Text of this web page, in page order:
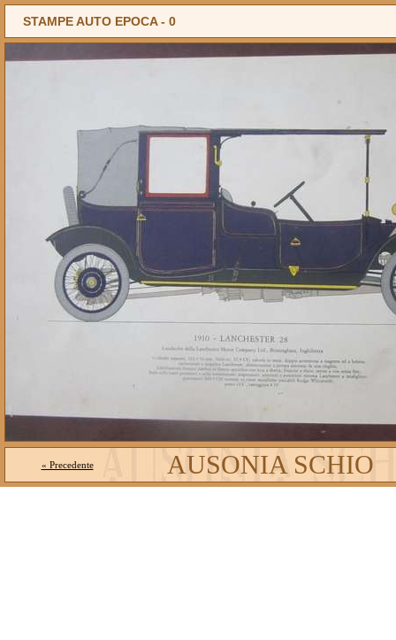
STAMPE AUTO EPOCA - 0
« Precedente AUSONIA SCHIO